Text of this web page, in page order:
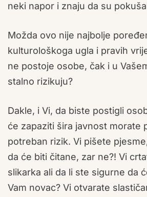
neki napor i znaju da su
Možda ovo nije najbolje
kulturološkoga ugla i pravih
ne postoje osobe, čak i u
stalno rizikuju?
Dakle, i Vi, da biste postigli
će zapaziti šira javnost morate
potreban rizik. Vi pišete
da će biti čitane, zar ne?! Vi
slikarka ali da li ste sigurne da
Vam novac? Vi otvarate